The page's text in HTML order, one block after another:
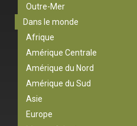
Outre-Mer
Dans le monde
Afrique
Amérique Centrale
Amérique du Nord
Amérique du Sud
Asie
Europe